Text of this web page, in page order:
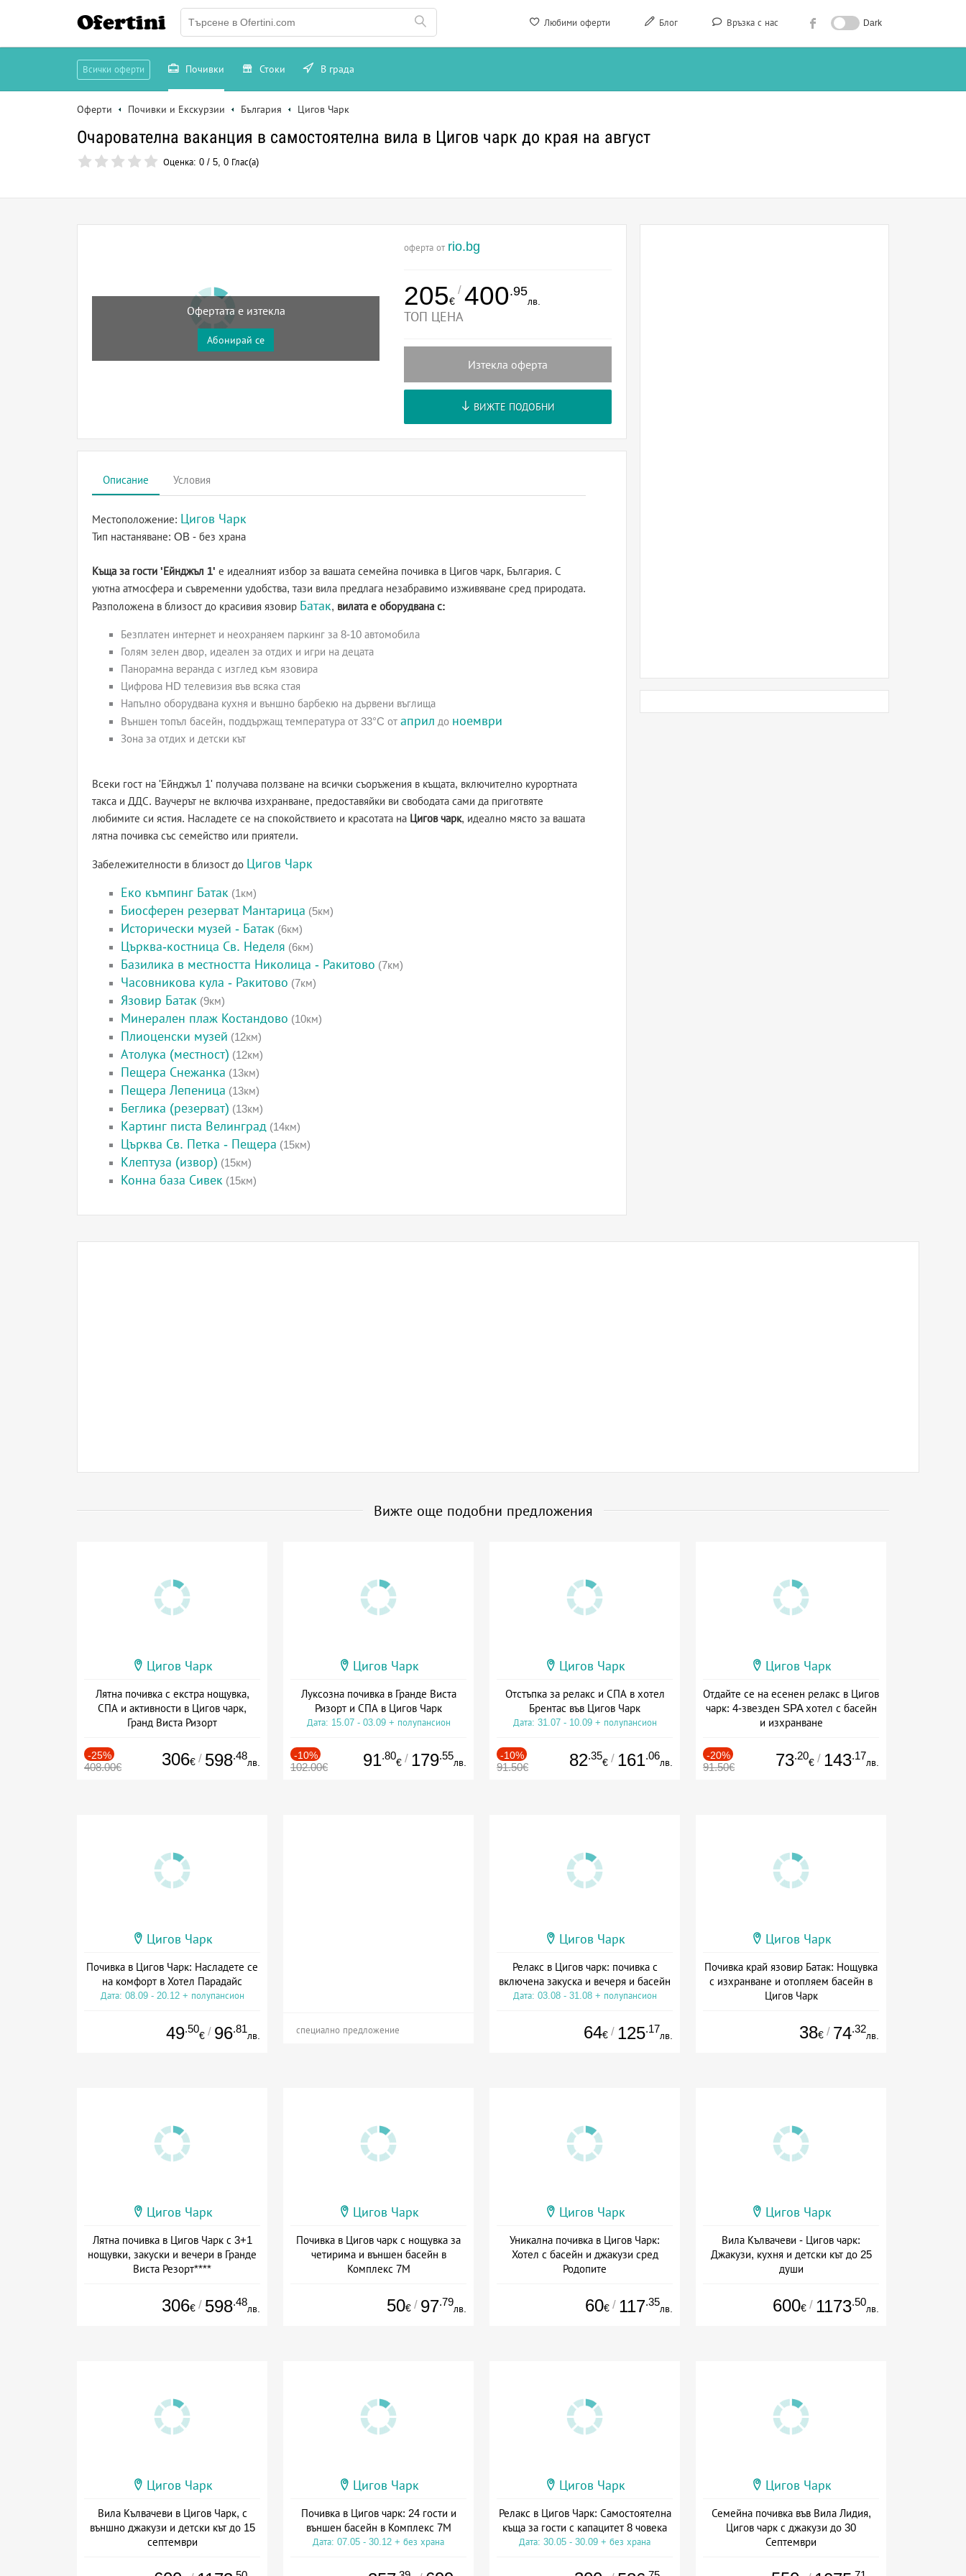
Любими оферти Блог Връзка с нас Dark
Ofertini
Всички оферти Почивки Стоки В града
Оферти Почивки и Екскурзии България Цигов Чарк
Очарователна ваканция в самостоятелна вила в Цигов чарк до края на август
Оценка: 0 / 5, 0 Глас(а)
Офертата е изтекла
Абонирай се
оферта от rio.bg
205€
/ 400.95
лв.
ТОП ЦЕНА
Изтекла оферта
ВИЖТЕ ПОДОБНИ
Описание Условия
Местоположение: Цигов Чарк
Тип настаняване: OB - без храна
Къща за гости 'Ейнджъл 1' е идеалният избор за вашата семейна почивка в Цигов чарк, България. С
уютна атмосфера и съвременни удобства, тази вила предлага незабравимо изживяване сред природата.
Разположена в близост до красивия язовир Батак, вилата е оборудвана с:
Безплатен интернет и неохраняем паркинг за 8-10 автомобила
Голям зелен двор, идеален за отдих и игри на децата
Панорамна веранда с изглед към язовира
Цифрова HD телевизия във всяка стая
Напълно оборудвана кухня и външно барбекю на дървени въглища
Външен топъл басейн, поддържащ температура от 33°C от април до ноември
Зона за отдих и детски кът
Всеки гост на 'Ейнджъл 1' получава ползване на всички съоръжения в къщата, включително курортната
такса и ДДС. Ваучерът не включва изхранване, предоставяйки ви свободата сами да приготвяте
любимите си ястия. Насладете се на спокойствието и красотата на Цигов чарк, идеално място за вашата
лятна почивка със семейство или приятели.
Забележителности в близост до Цигов Чарк
Еко къмпинг Батак (1км)
Биосферен резерват Мантарица (5км)
Исторически музей - Батак (6км)
Църква-костница Св. Неделя (6км)
Базилика в местността Николица - Ракитово (7км)
Часовникова кула - Ракитово (7км)
Язовир Батак (9км)
Минерален плаж Костандово (10км)
Плиоценски музей (12км)
Атолука (местност) (12км)
Пещера Снежанка (13км)
Пещера Лепеница (13км)
Беглика (резерват) (13км)
Картинг писта Велинград (14км)
Църква Св. Петка - Пещера (15км)
Клептуза (извор) (15км)
Конна база Сивек (15км)
Вижте още подобни предложения
Цигов Чарк
Лятна почивка с екстра нощувка,
СПА и активности в Цигов чарк,
Гранд Виста Ризорт
-25%
408.00€ 306€ / 598.48
лв.
Цигов Чарк
Луксозна почивка в Гранде Виста
Ризорт и СПА в Цигов Чарк
Дата: 15.07 - 03.09 + полупансион
-10%
102.00€ 91.80
€ / 179.55
лв.
Цигов Чарк
Отстъпка за релакс и СПА в хотел
Брентас във Цигов Чарк
Дата: 31.07 - 10.09 + полупансион
-10%
91.50€ 82.35
€ / 161.06
лв.
Цигов Чарк
Отдайте се на есенен релакс в Цигов
чарк: 4-звезден SPA хотел с басейн
и изхранване
-20%
91.50€ 73.20
€ / 143.17
лв.
Цигов Чарк
Почивка в Цигов Чарк: Насладете се
на комфорт в Хотел Парадайс
Дата: 08.09 - 20.12 + полупансион
49.50
€ / 96.81
лв. специално предложение
Цигов Чарк
Релакс в Цигов чарк: почивка с
включена закуска и вечеря и басейн
Дата: 03.08 - 31.08 + полупансион
64€ / 125.17
лв.
Цигов Чарк
Почивка край язовир Батак: Нощувка
с изхранване и отопляем басейн в
Цигов Чарк
38€ / 74.32
лв.
Цигов Чарк
Лятна почивка в Цигов Чарк с 3+1
нощувки, закуски и вечери в Гранде
Виста Резорт****
306€ / 598.48
лв.
Цигов Чарк
Почивка в Цигов чарк с нощувка за
четирима и външен басейн в
Комплекс 7М
50€ / 97.79
лв.
Цигов Чарк
Уникална почивка в Цигов Чарк:
Хотел с басейн и джакузи сред
Родопите
60€ / 117.35
лв.
Цигов Чарк
Вила Кълвачеви - Цигов чарк:
Джакузи, кухня и детски кът до 25
души
600€ / 1173.50
лв.
Цигов Чарк
Вила Кълвачеви в Цигов Чарк, с
външно джакузи и детски кът до 15
септември
Цигов Чарк
Почивка в Цигов чарк: 24 гости и
външен басейн в Комплекс 7М
Дата: 07.05 - 30.12 + без храна
Цигов Чарк
Релакс в Цигов Чарк: Самостоятелна
къща за гости с капацитет 8 човека
Дата: 30.05 - 30.09 + без храна
Цигов Чарк
Семейна почивка във Вила Лидия,
Цигов чарк с джакузи до 30
Септември